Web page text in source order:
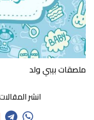
ملصقات بيبي ولد
انشر